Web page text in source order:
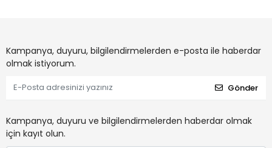
Kampanya, duyuru, bilgilendirmelerden e-posta ile haberdar
olmak istiyorum.
Gönder
Kampanya, duyuru ve bilgilendirmelerden haberdar olmak
için kayıt olun.